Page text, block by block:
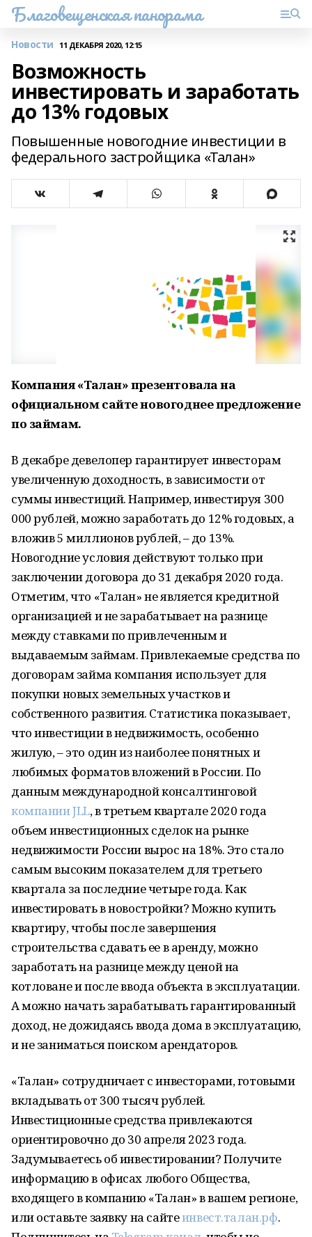
Благовещенская панорама
Новости 11 ДЕКАБРЯ 2020, 12:15
Возможность
инвестировать и заработать
до 13% годовых
Повышенные новогодние инвестиции в
федерального застройщика «Талан»
Компания «Талан» презентовала на
официальном сайте новогоднее предложение
по займам.
В декабре девелопер гарантирует инвесторам
увеличенную доходность, в зависимости от
суммы инвестиций. Например, инвестируя 300
000 рублей, можно заработать до 12% годовых, а
вложив 5 миллионов рублей, – до 13%.
Новогодние условия действуют только при
заключении договора до 31 декабря 2020 года.
Отметим, что «Талан» не является кредитной
организацией и не зарабатывает на разнице
между ставками по привлеченным и
выдаваемым займам. Привлекаемые средства по
договорам займа компания использует для
покупки новых земельных участков и
собственного развития. Статистика показывает,
что инвестиции в недвижимость, особенно
жилую, – это один из наиболее понятных и
любимых форматов вложений в России. По
данным международной консалтинговой
компании JLL, в третьем квартале 2020 года
объем инвестиционных сделок на рынке
недвижимости России вырос на 18%. Это стало
самым высоким показателем для третьего
квартала за последние четыре года. Как
инвестировать в новостройки? Можно купить
квартиру, чтобы после завершения
строительства сдавать ее в аренду, можно
заработать на разнице между ценой на
котловане и после ввода объекта в эксплуатации.
А можно начать зарабатывать гарантированный
доход, не дожидаясь ввода дома в эксплуатацию,
и не заниматься поиском арендаторов.
«Талан» сотрудничает с инвесторами, готовыми
вкладывать от 300 тысяч рублей.
Инвестиционные средства привлекаются
ориентировочно до 30 апреля 2023 года.
Задумываетесь об инвестировании? Получите
информацию в офисах любого Общества,
входящего в компанию «Талан» в вашем регионе,
или оставьте заявку на сайтеинвест.талан.рф.